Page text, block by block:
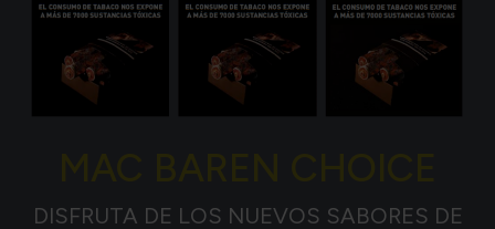
DISFRUTA DE LOS NUEVOS SABORES DE